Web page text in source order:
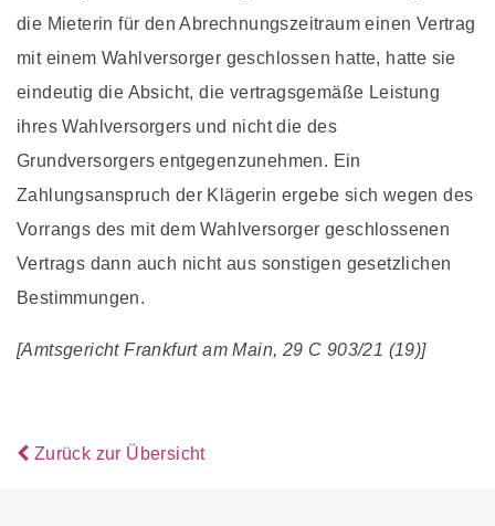
die Mieterin für den Abrechnungszeitraum einen Vertrag
mit einem Wahlversorger geschlossen hatte, hatte sie
eindeutig die Absicht, die vertragsgemäße Leistung
ihres Wahlversorgers und nicht die des
Grundversorgers entgegenzunehmen. Ein
Zahlungsanspruch der Klägerin ergebe sich wegen des
Vorrangs des mit dem Wahlversorger geschlossenen
Vertrags dann auch nicht aus sonstigen gesetzlichen
Bestimmungen.
[Amtsgericht Frankfurt am Main, 29 C 903/21 (19)]
Zurück zur Übersicht